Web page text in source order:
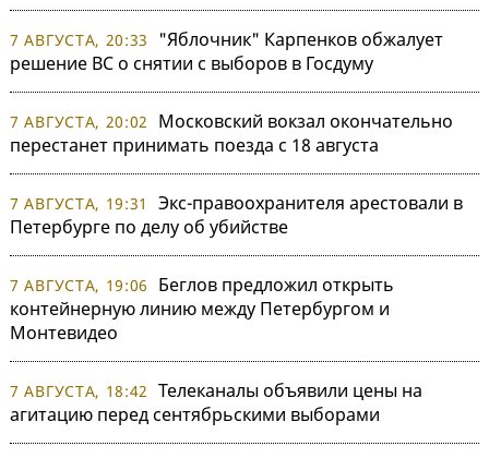
7 АВГУСТА, 20:33
"Яблочник" Карпенков обжалует
решение ВС о снятии с выборов в Госдуму
7 АВГУСТА, 20:02
Московский вокзал окончательно
перестанет принимать поезда с 18 августа
7 АВГУСТА, 19:31
Экс-правоохранителя арестовали в
Петербурге по делу об убийстве
7 АВГУСТА, 19:06
Беглов предложил открыть
контейнерную линию между Петербургом и
Монтевидео
7 АВГУСТА, 18:42 Телеканалы объявили цены на
агитацию перед сентябрьскими выборами